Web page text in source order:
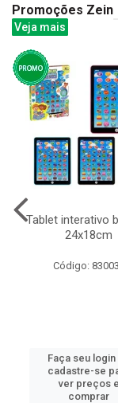
Promoções Zein
Veja mais
Tablet interativo
24x18cm
Código:
Faça seu login
cadastre-se
ver preços e
comprar